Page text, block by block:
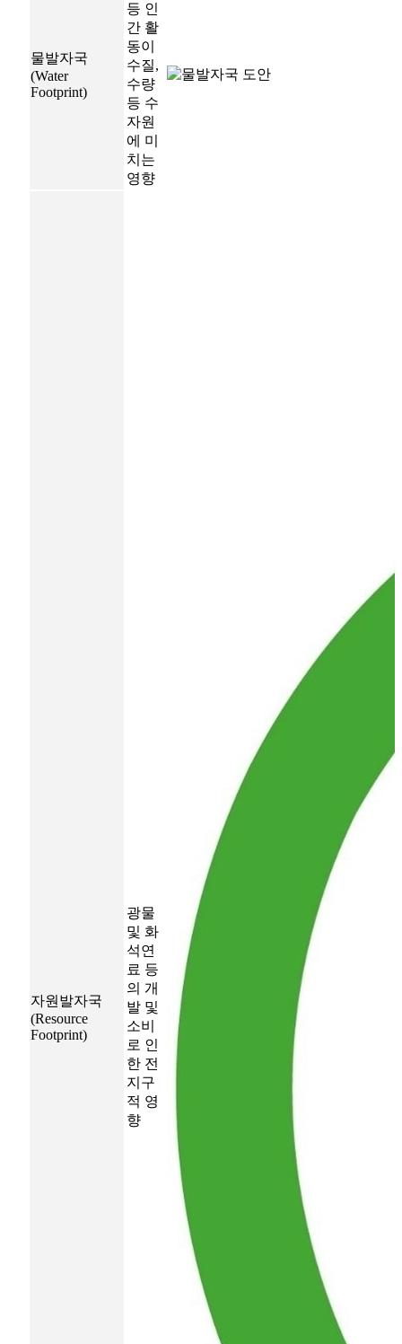
물발자국
(Water
Footprint)
등 인
간 활
동이
수질,
수량
등 수
자원
에 미
치는
영향
자원발자국
(Resource
Footprint)
광물
및 화
석연
료 등
의 개
발 및
소비
로 인
한 전
지구
적 영
향